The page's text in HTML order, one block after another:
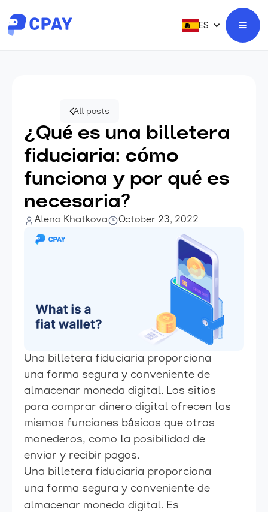
ES
All posts
¿Qué es una billetera
fiduciaria: cómo
funciona y por qué es
necesaria?
Alena Khatkova October 23, 2022
Una billetera fiduciaria proporciona
una forma segura y conveniente de
almacenar moneda digital. Los sitios
para comprar dinero digital ofrecen las
mismas funciones básicas que otros
monederos, como la posibilidad de
enviar y recibir pagos.
Una billetera fiduciaria proporciona
una forma segura y conveniente de
almacenar moneda digital. Es